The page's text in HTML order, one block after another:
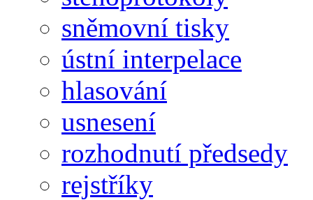
sněmovní tisky
ústní interpelace
hlasování
usnesení
rozhodnutí předsedy
rejstříky